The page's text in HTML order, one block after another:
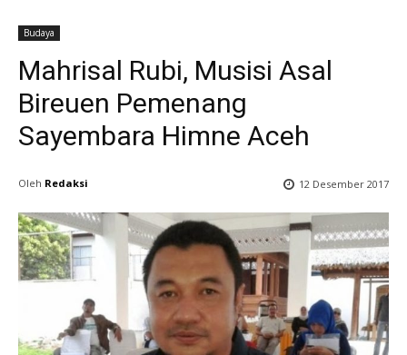
Budaya
Mahrisal Rubi, Musisi Asal
Bireuen Pemenang
Sayembara Himne Aceh
Oleh Redaksi 12 Desember 2017